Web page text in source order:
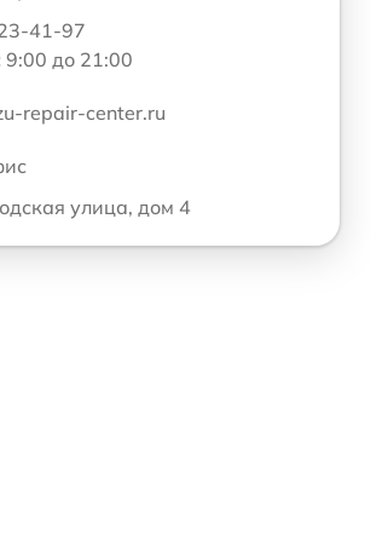
41-97
до 21:00
repair-center.ru
улица, дом 4